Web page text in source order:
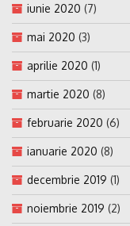
iunie 2020 (7)
mai 2020 (3)
aprilie 2020 (1)
martie 2020 (8)
februarie 2020 (6)
ianuarie 2020 (8)
decembrie 2019 (1)
noiembrie 2019 (2)